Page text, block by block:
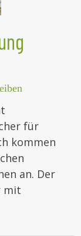
für
kommen
an. Der
mit